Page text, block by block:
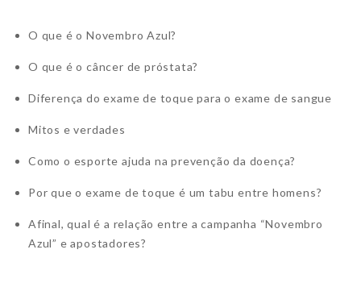
O que é o Novembro Azul?
O que é o câncer de próstata?
Diferença do exame de toque para o exame de sangue
Mitos e verdades
Como o esporte ajuda na prevenção da doença?
Por que o exame de toque é um tabu entre homens?
Afinal, qual é a relação entre a campanha “Novembro
Azul” e apostadores?